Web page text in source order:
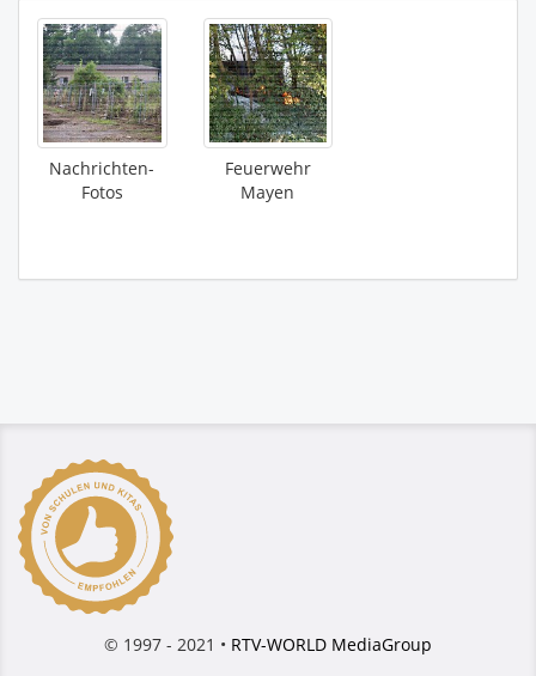
Nachrichten-
Fotos
Feuerwehr
Mayen
© 1997 - 2021 • RTV-WORLD MediaGroup